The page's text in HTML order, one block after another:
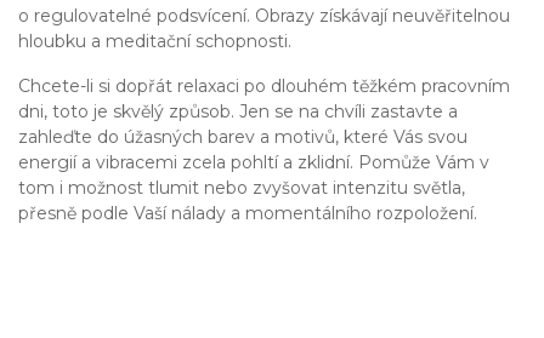
o regulovatelné podsvícení. Obrazy získávají neuvěřitelnou
hloubku a meditační schopnosti.
Chcete-li si dopřát relaxaci po dlouhém těžkém pracovním
dni, toto je skvělý způsob. Jen se na chvíli zastavte a
zahleďte do úžasných barev a motivů, které Vás svou
energií a vibracemi zcela pohltí a zklidní. Pomůže Vám v
tom i možnost tlumit nebo zvyšovat intenzitu světla,
přesně podle Vaší nálady a momentálního rozpoložení.